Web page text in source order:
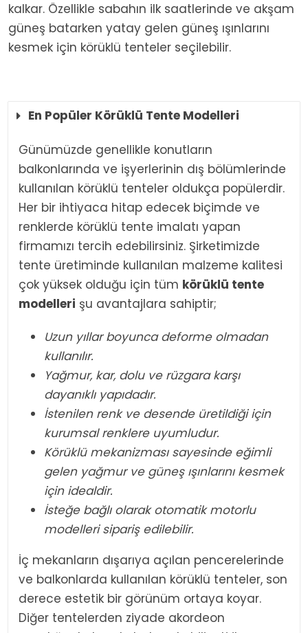
kalkar. Özellikle sabahın ilk saatlerinde ve akşam
güneş batarken yatay gelen güneş ışınlarını
kesmek için körüklü tenteler seçilebilir.
En Popüler Körüklü Tente Modelleri
Günümüzde genellikle konutların
balkonlarında ve işyerlerinin dış bölümlerinde
kullanılan körüklü tenteler oldukça popülerdir.
Her bir ihtiyaca hitap edecek biçimde ve
renklerde körüklü tente imalatı yapan
firmamızı tercih edebilirsiniz. Şirketimizde
tente üretiminde kullanılan malzeme kalitesi
çok yüksek olduğu için tüm körüklü tente
modelleri şu avantajlara sahiptir;
Uzun yıllar boyunca deforme olmadan
kullanılır.
Yağmur, kar, dolu ve rüzgara karşı
dayanıklı yapıdadır.
İstenilen renk ve desende üretildiği için
kurumsal renklere uyumludur.
Körüklü mekanizması sayesinde eğimli
gelen yağmur ve güneş ışınlarını kesmek
için idealdir.
İsteğe bağlı olarak otomatik motorlu
modelleri sipariş edilebilir.
İç mekanların dışarıya açılan pencerelerinde
ve balkonlarda kullanılan körüklü tenteler, son
derece estetik bir görünüm ortaya koyar.
Diğer tentelerden ziyade akordeon